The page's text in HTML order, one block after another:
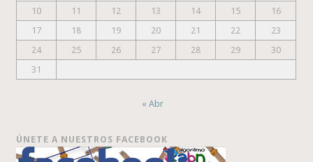
10
11 12 13 14 15
16
17
18 19 20 21 22
23
24
25 26 27 28 29
30
31
« Abr
ÚNETE A NUESTROS FACEBOOK